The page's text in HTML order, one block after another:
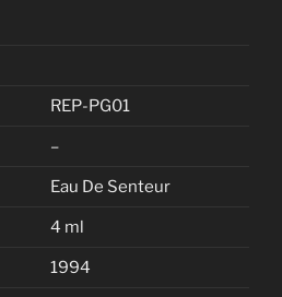
REP-PG01
–
Eau De Senteur
4 ml
1994